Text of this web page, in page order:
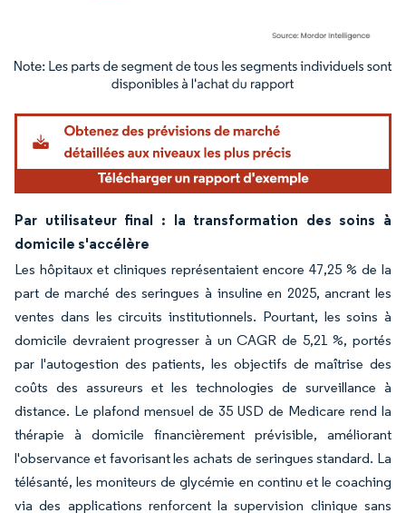
Image © Mordor Intelligence. La réutilisation nécessite une attribution sous CC BY
Par utilisateur final : la transformation des soins à
domicile s'accélère
Les hôpitaux et cliniques représentaient encore 47,25 % de la
part de marché des seringues à insuline en 2025, ancrant les
ventes dans les circuits institutionnels. Pourtant, les soins à
domicile devraient progresser à un CAGR de 5,21 %, portés
par l'autogestion des patients, les objectifs de maîtrise des
coûts des assureurs et les technologies de surveillance à
distance. Le plafond mensuel de 35 USD de Medicare rend la
thérapie à domicile financièrement prévisible, améliorant
l'observance et favorisant les achats de seringues standard. La
télésanté, les moniteurs de glycémie en continu et le coaching
via des applications renforcent la supervision clinique sans